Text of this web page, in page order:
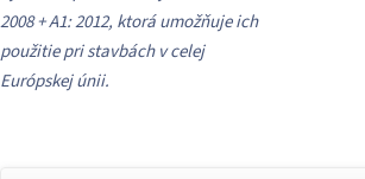
2008 + A1: 2012, ktorá umožňuje ich
použitie pri stavbách v celej
Európskej únii.